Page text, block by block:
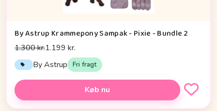
By Astrup Krammepony Sampak - Pixie - Bundle 2
1.300 kr.1.199 kr.
By Astrup Fri fragt
Køb nu